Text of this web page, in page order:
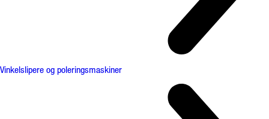
Vinkelslipere og poleringsmaskiner